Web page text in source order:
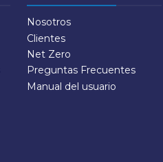
Nosotros
Clientes
Net Zero
Preguntas Frecuentes
Manual del usuario